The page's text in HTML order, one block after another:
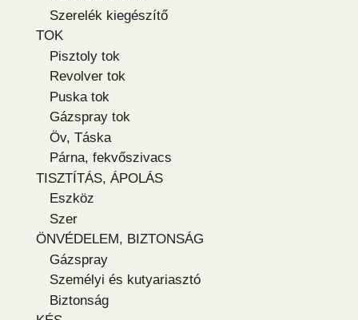
Szerelék kiegészítő
TOK
Pisztoly tok
Revolver tok
Puska tok
Gázspray tok
Öv, Táska
Párna, fekvőszivacs
TISZTÍTÁS, ÁPOLÁS
Eszköz
Szer
ÖNVÉDELEM, BIZTONSÁG
Gázspray
Személyi és kutyariasztó
Biztonság